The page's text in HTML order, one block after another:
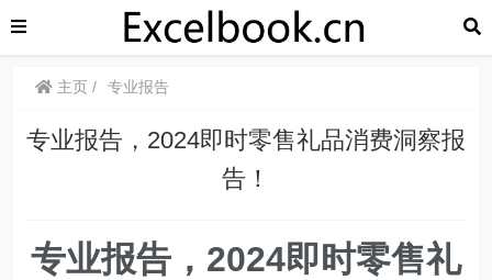
主页 专业报告
专业报告，2024即时零售礼品消费洞察报
告！
专业报告，2024即时零售礼